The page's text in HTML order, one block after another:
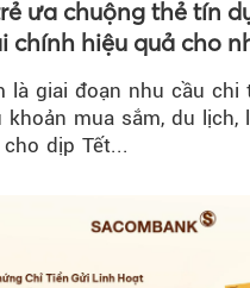
ưa chuộng thẻ tín
chính hiệu quả cho
năm
là giai đoạn nhu cầu chi
khoản mua sắm, du lịch,
dịp Tết...